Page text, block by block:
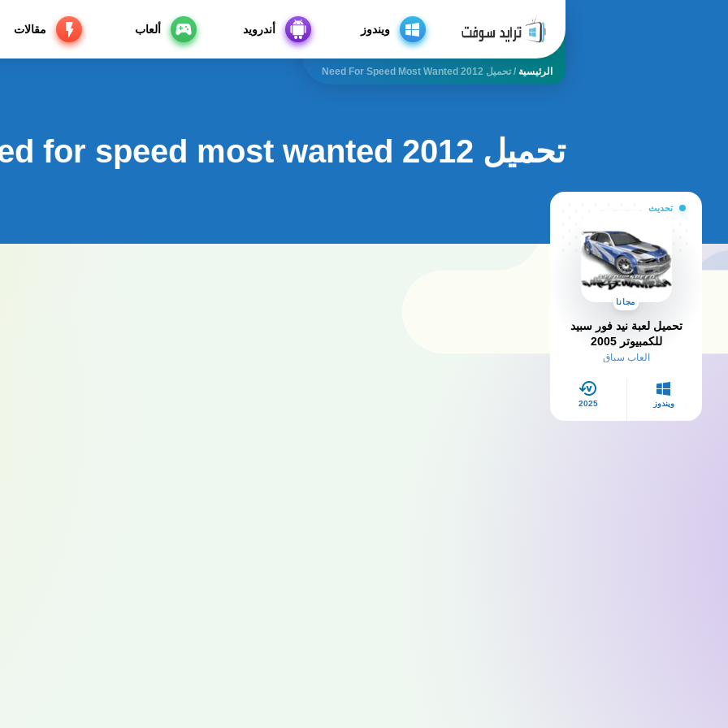
ويندوز أندرويد ألعاب مقالات
الرئيسية /تحميل Need For Speed Most Wanted 2012
تحميل need for speed most wanted 2012
تحديث
مجانا
تحميل لعبة نيد فور سبيد
للكمبيوتر 2005​
العاب سباق
ويندوز 2025